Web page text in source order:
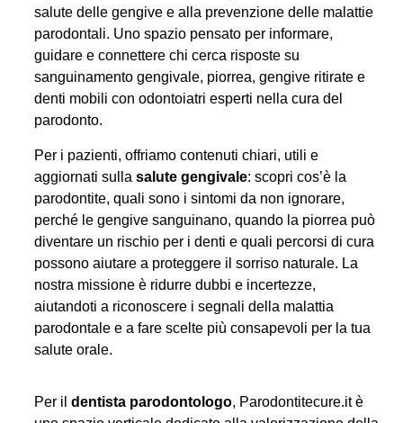
salute delle gengive e alla prevenzione delle malattie
parodontali. Uno spazio pensato per informare,
guidare e connettere chi cerca risposte su
sanguinamento gengivale, piorrea, gengive ritirate e
denti mobili con odontoiatri esperti nella cura del
parodonto.
Per i pazienti, offriamo contenuti chiari, utili e
aggiornati sullasalute gengivale: scopri cos’è la
parodontite, quali sono i sintomi da non ignorare,
perché le gengive sanguinano, quando la piorrea può
diventare un rischio per i denti e quali percorsi di cura
possono aiutare a proteggere il sorriso naturale. La
nostra missione è ridurre dubbi e incertezze,
aiutandoti a riconoscere i segnali della malattia
parodontale e a fare scelte più consapevoli per la tua
salute orale.
Per ildentista parodontologo, Parodontitecure.it è